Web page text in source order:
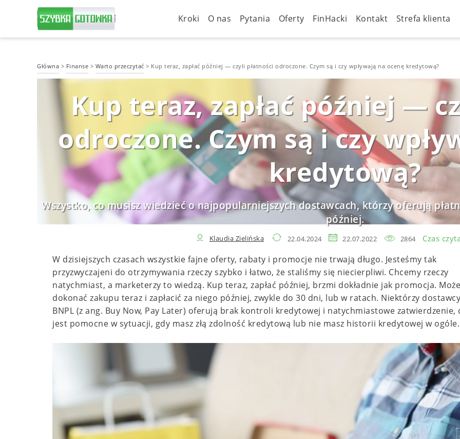
Kroki O nas Pytania Oferty FinHacki Kontakt Strefa klienta
Główna > Finanse > Warto przeczytać > Kup teraz, zapłać później — czyli płatności odroczone. Czym są i czy wpływają na ocenę kredytową?
Kup teraz, zapłać później —
odroczone. Czym są i czy
kredytową?
Wszystko, co musisz wiedzieć o najpopularniejszych dostawcach, którzy oferują
później.
Klaudia Zielińska 22.04.2024 22.07.2022 2864 Czas
W dzisiejszych czasach wszystkie fajne oferty, rabaty i promocje nie trwają długo. Jesteśmy tak
przyzwyczajeni do otrzymywania rzeczy szybko i łatwo, że staliśmy się niecierpliwi. Chcemy rzeczy
natychmiast, a marketerzy to wiedzą. Kup teraz, zapłać później, brzmi dokładnie jak promocja.
dokonać zakupu teraz i zapłacić za niego później, zwykle do 30 dni, lub w ratach. Niektórzy dostawcy
BNPL (z ang. Buy Now, Pay Later) oferują brak kontroli kredytowej i natychmiastowe zatwierdzenie,
jest pomocne w sytuacji, gdy masz złą zdolność kredytową lub nie masz historii kredytowej w ogóle.